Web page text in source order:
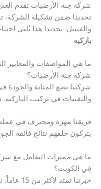
شركة جنة الأرضيات تقدم
تحديدا ضمن تشكيلة الشركة،
والفينيل. تحديدا هذا يُلبي
باركيه
ما هي المواصفات والمعايير
شركة جنة الأرضيات؟
شركتنا تضع المتانة
والتقنيات في تركيب
فريقنا مهرة ومحترف في عمله.
يتركون خلفهم نتائج فائقة
ما هي مميزات التعامل مع
في الكويت؟
خبرتنا